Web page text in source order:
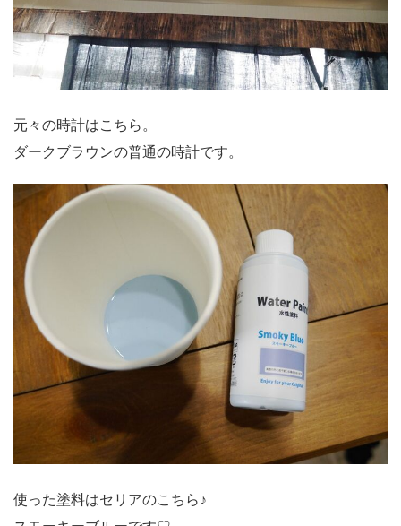
元々の時計はこちら。
ダークブラウンの普通の時計です。
使った塗料はセリアのこちら♪